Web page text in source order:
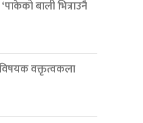
बाली भित्राउनै
वक्तृत्वकला